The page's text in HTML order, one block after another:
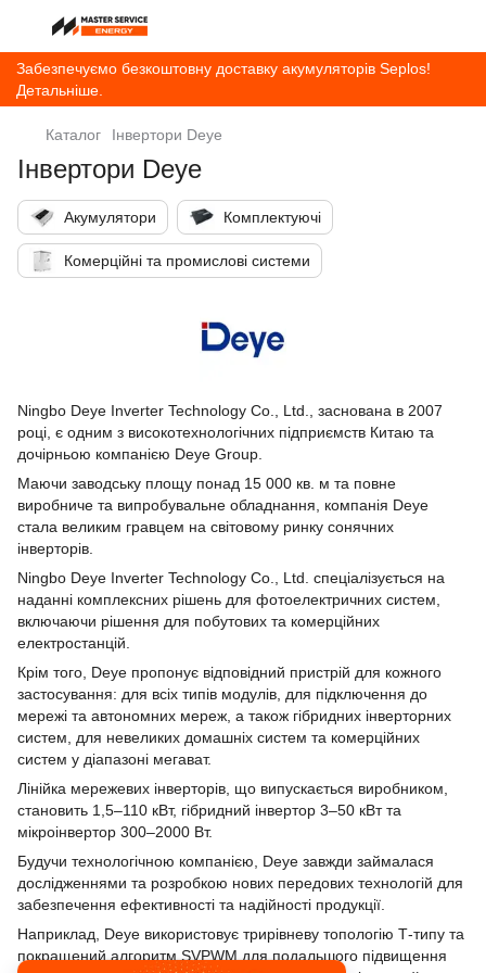
Забезпечуємо безкоштовну доставку акумуляторів Seplos!
Детальніше.
Каталог Інвертори Deye
Інвертори Deye
Акумулятори Комплектуючі
Комерційні та промислові системи
Ningbo Deye Inverter Technology Co., Ltd., заснована в 2007
році, є одним з високотехнологічних підприємств Китаю та
дочірньою компанією Deye Group.
Маючи заводську площу понад 15 000 кв. м та повне
виробниче та випробувальне обладнання, компанія Deye
стала великим гравцем на світовому ринку сонячних
інверторів.
Ningbo Deye Inverter Technology Co., Ltd. спеціалізується на
наданні комплексних рішень для фотоелектричних систем,
включаючи рішення для побутових та комерційних
електростанцій.
Крім того, Deye пропонує відповідний пристрій для кожного
застосування: для всіх типів модулів, для підключення до
мережі та автономних мереж, а також гібридних інверторних
систем, для невеликих домашніх систем та комерційних
систем у діапазоні мегават.
Лінійка мережевих інверторів, що випускається виробником,
становить 1,5–110 кВт, гібридний інвертор 3–50 кВт та
мікроінвертор 300–2000 Вт.
Будучи технологічною компанією, Deye завжди займалася
дослідженнями та розробкою нових передових технологій для
забезпечення ефективності та надійності продукції.
Наприклад, Deye використовує трирівневу топологію Т-типу та
покращений алгоритм SVPWM для подальшого підвищення